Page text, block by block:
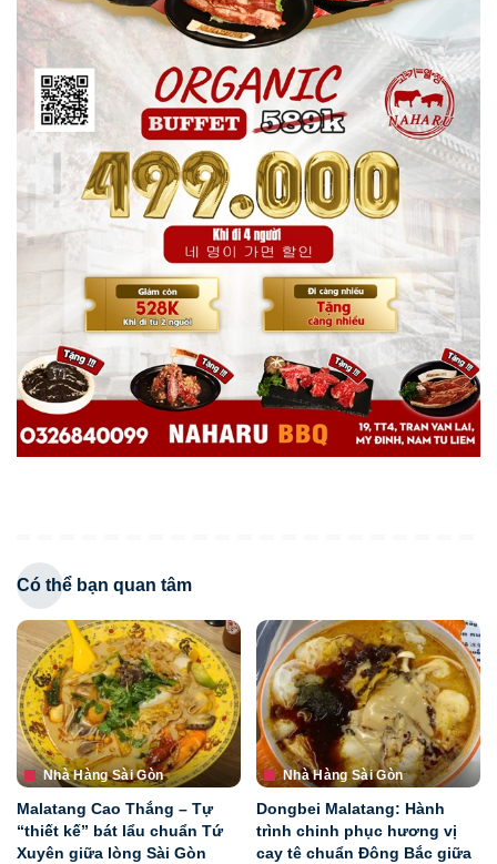
Có thể bạn quan tâm
Nhà Hàng Sài Gòn
Malatang Cao Thắng – Tự
“thiết kế” bát lẩu chuẩn Tứ
Xuyên giữa lòng Sài Gòn
Nhà Hàng Sài Gòn
Dongbei Malatang: Hành
trình chinh phục hương vị
cay tê chuẩn Đông Bắc giữa